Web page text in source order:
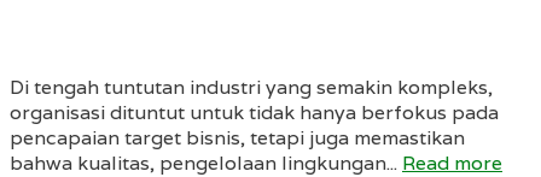
Di tengah tuntutan industri yang semakin kompleks,
organisasi dituntut untuk tidak hanya berfokus pada
pencapaian target bisnis, tetapi juga memastikan
bahwa kualitas, pengelolaan lingkungan... Read more